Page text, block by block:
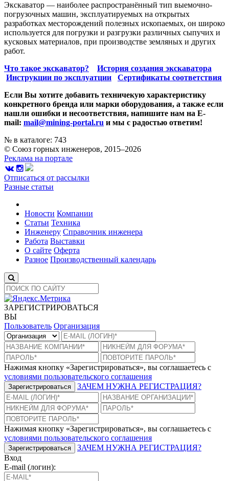
Экскаватор — наиболее распространённый тип выемочно-
погрузочных машин, эксплуатируемых на открытых
разработках месторождений полезных ископаемых, он широко
используется для погрузки и разгрузки различных сыпучих и
кусковых материалов, при производстве земляных и других
работ.
Что такое экскаватор?
История создания экскаватора
Инструкции по эксплуатции
Сертификаты соответствия
Если Вы хотите добавить техничекую характеристику
конкретного бренда или марки оборудования, а также если
нашли ошибки и несоответствия, напишите нам на E-
mail: mail@mining-portal.ru и мы с радостью ответим!
№ в каталоге: 743
© Союз горных инженеров, 2015–2026
Реклама на портале
Отписаться от рассылки
Разные статьи
Новости Компании
Статьи Техника
Инженеру Справочник инженера
Работа Выставки
О сайте Оферта
Разное Производственный календарь
ЗАРЕГИСТРИРОВАТЬСЯ
ВЫ
Пользователь Организация
Нажимая кнопку «Зарегистрироваться», вы соглашаетесь с
условиями пользовательского соглашения
Зарегистрироваться ЗАЧЕМ НУЖНА РЕГИСТРАЦИЯ?
Нажимая кнопку «Зарегистрироваться», вы соглашаетесь с
условиями пользовательского соглашения
Зарегистрироваться
ЗАЧЕМ НУЖНА РЕГИСТРАЦИЯ?
Вход
E-mail (логин):